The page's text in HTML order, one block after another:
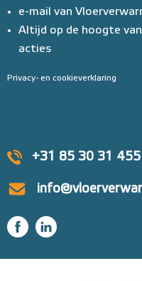
+31 85 30 31 455
e-mail van
Altijd op de hoogte
acties
Privacy- en cookieverklaring